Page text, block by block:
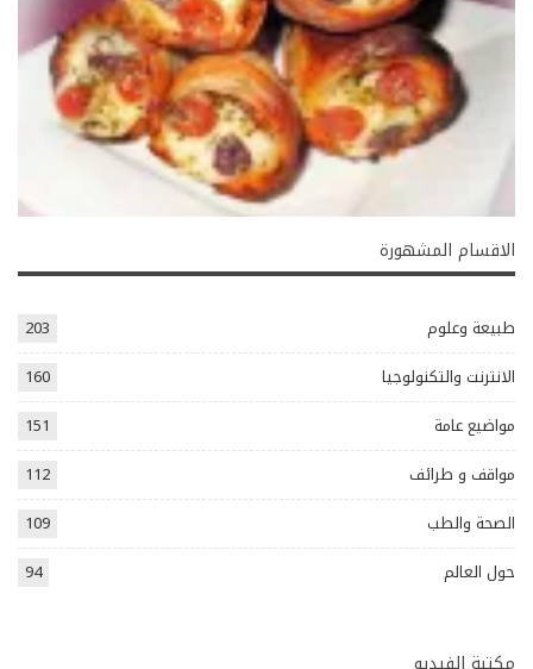
الاقسام المشهورة
طبيعة وعلوم
203
الانترنت والتكنولوجيا
160
مواضيع عامة
151
مواقف و طرائف
112
الصحة والطب
109
حول العالم
94